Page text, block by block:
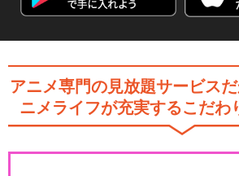
アニメ専門の見放題サービスだ
ニメライフが充実するこだわ